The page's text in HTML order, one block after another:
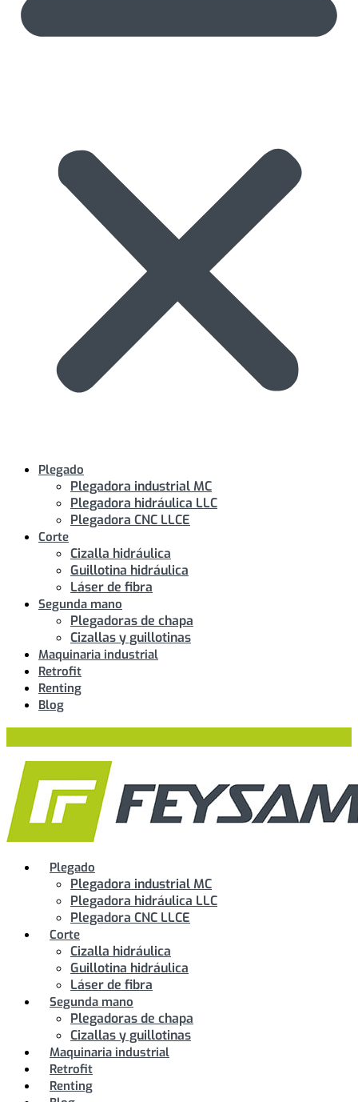
Plegado
Plegadora industrial MC
Plegadora hidráulica LLC
Plegadora CNC LLCE
Corte
Cizalla hidráulica
Guillotina hidráulica
Láser de fibra
Segunda mano
Plegadoras de chapa
Cizallas y guillotinas
Maquinaria industrial
Retrofit
Renting
Blog
Plegado
Plegadora industrial MC
Plegadora hidráulica LLC
Plegadora CNC LLCE
Corte
Cizalla hidráulica
Guillotina hidráulica
Láser de fibra
Segunda mano
Plegadoras de chapa
Cizallas y guillotinas
Maquinaria industrial
Retrofit
Renting